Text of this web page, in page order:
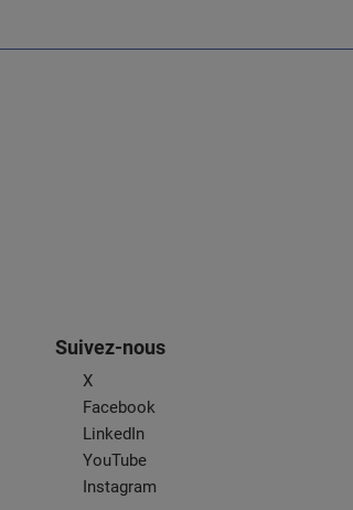
Suivez-nous
X
Facebook
LinkedIn
YouTube
Instagram